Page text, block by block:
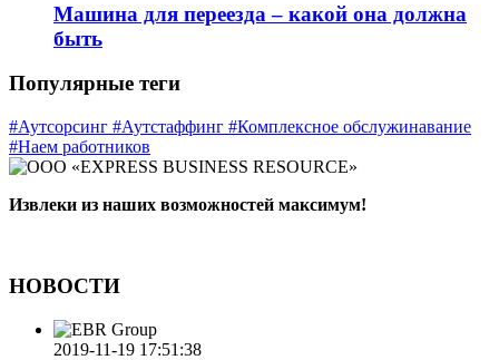
Машина для переезда – какой она должна
быть
Популярные теги
#Аутсорсинг #Аутстаффинг #Комплексное обслужинавание
#Наем работников
Извлеки из наших возможностей максимум!
НОВОСТИ
2019-11-19 17:51:38